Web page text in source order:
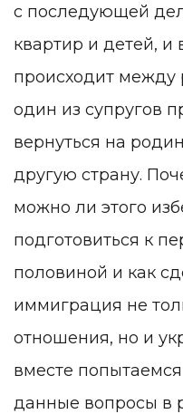
с последующей
квартир и детей, и
происходит между
один из супругов
вернуться на
другую страну.
можно ли этого
подготовиться к
половиной и как
иммиграция не
отношения, но и
вместе
данные вопросы в